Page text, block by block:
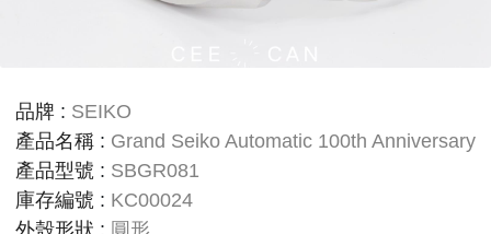
品牌 : SEIKO
產品名稱 : Grand Seiko Automatic 100th Anniversary
產品型號 : SBGR081
庫存編號 : KC00024
外殼形狀 : 圓形